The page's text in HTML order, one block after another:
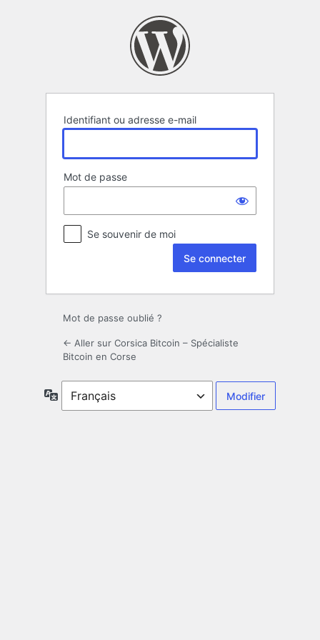
Identifiant ou adresse e-mail
Mot de passe
Se souvenir de moi
Mot de passe oublié ?
← Aller sur Corsica Bitcoin – Spécialiste
Bitcoin en Corse
Langue